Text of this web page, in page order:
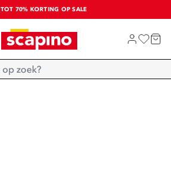
TOT 70% KORTING OP SALE
SALE: LAATSTE KANS!
SHOP NIEUW
Home